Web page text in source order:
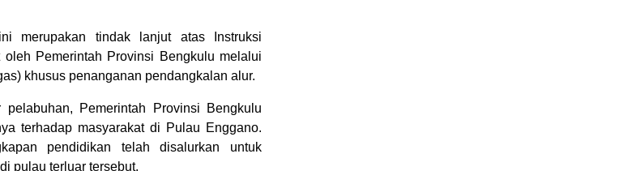
merupakan tindak lanjut atas Instruksi
Pemerintah Provinsi Bengkulu melalui
khusus penanganan pendangkalan alur.
Pemerintah Provinsi Bengkulu
terhadap masyarakat di Pulau Enggano.
pendidikan telah disalurkan untuk
pulau terluar tersebut.